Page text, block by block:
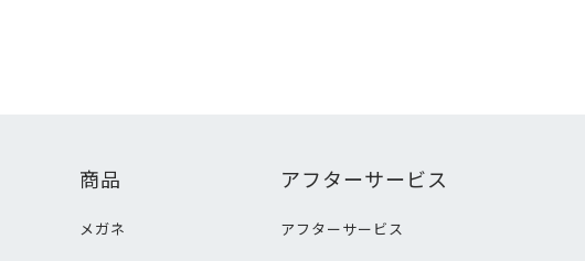
商品
メガネ
アフターサービス
アフターサービス